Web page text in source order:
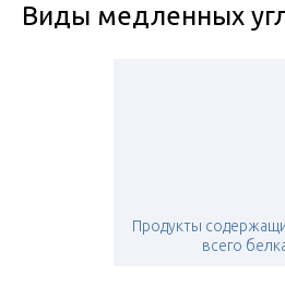
Виды медленных
Продукты
всего